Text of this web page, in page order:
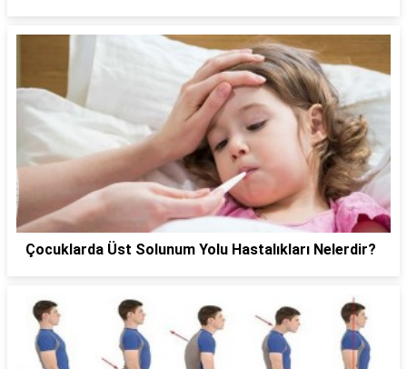
Çocuklarda Üst Solunum Yolu Hastalıkları Nelerdir?